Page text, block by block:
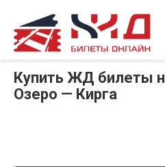
Купить ЖД билеты
Озеро — Кирга